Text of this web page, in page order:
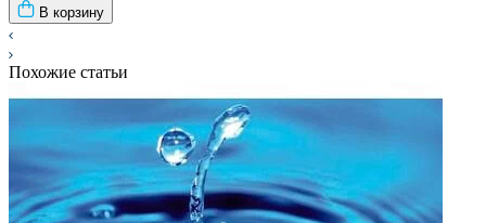
В корзину
Похожие статьи